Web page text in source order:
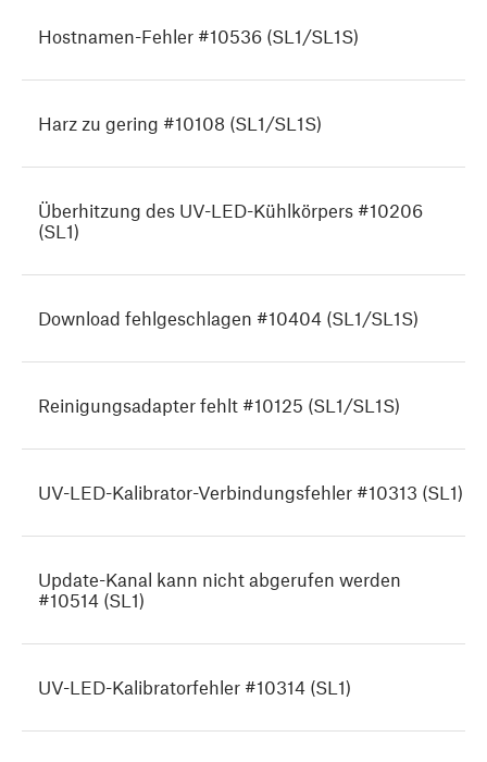
Hostnamen-Fehler #10536 (SL1/SL1S)
Harz zu gering #10108 (SL1/SL1S)
Überhitzung des UV-LED-Kühlkörpers #10206
(SL1)
Download fehlgeschlagen #10404 (SL1/SL1S)
Reinigungsadapter fehlt #10125 (SL1/SL1S)
UV-LED-Kalibrator-Verbindungsfehler #10313 (SL1)
Update-Kanal kann nicht abgerufen werden
#10514 (SL1)
UV-LED-Kalibratorfehler #10314 (SL1)